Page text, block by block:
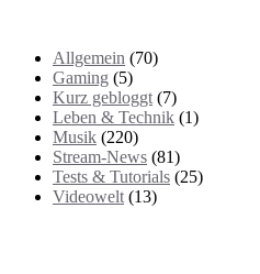
Allgemein (70)
Gaming (5)
Kurz gebloggt (7)
Leben & Technik (1)
Musik (220)
Stream-News (81)
Tests & Tutorials (25)
Videowelt (13)